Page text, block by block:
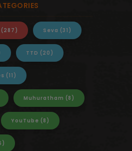
(287) Seva (31)
TTD (20)
(11)
Muhuratham (8)
YouTube (8)